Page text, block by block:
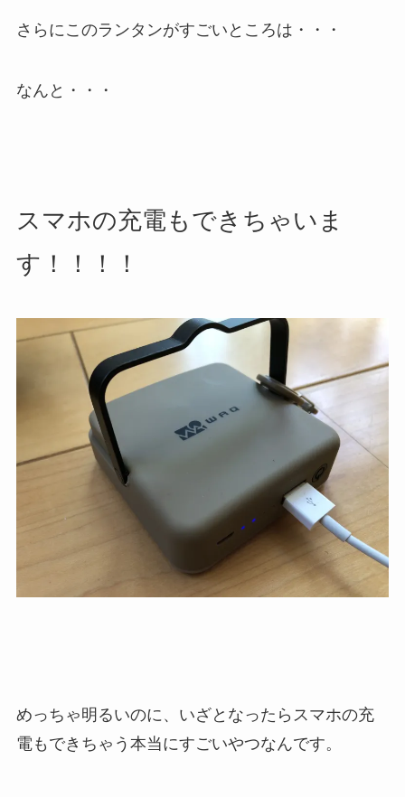
さらにこのランタンがすごいところは・・・
なんと・・・
スマホの充電もできちゃいま
す！！！！
めっちゃ明るいのに、いざとなったらスマホの充
電もできちゃう本当にすごいやつなんです。